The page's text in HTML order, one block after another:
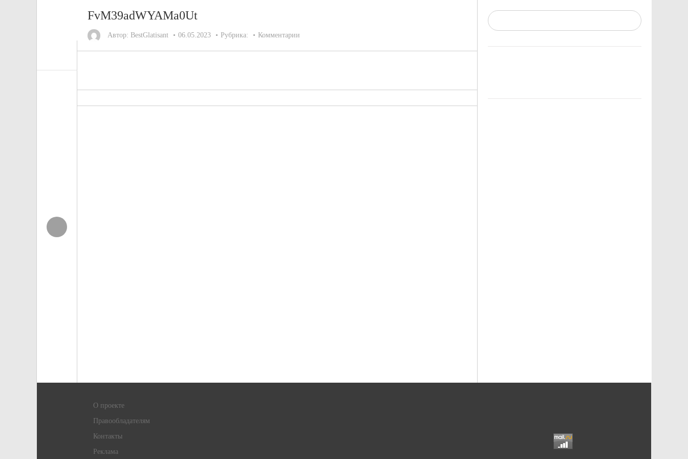
FvM39adWYAMa0Ut
Автор: BestGlatisant 06.05.2023 Рубрика: Комментарии
О проекте
Правообладателям
Контакты
Реклама